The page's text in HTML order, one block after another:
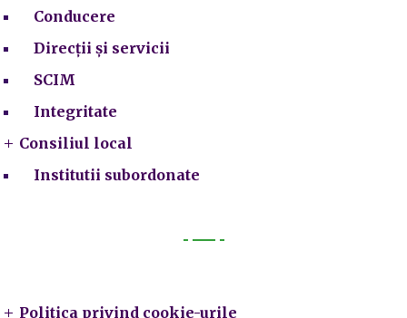
Conducere
Direcții și servicii
SCIM
Integritate
Consiliul local
Institutii subordonate
Politica privind cookie-urile